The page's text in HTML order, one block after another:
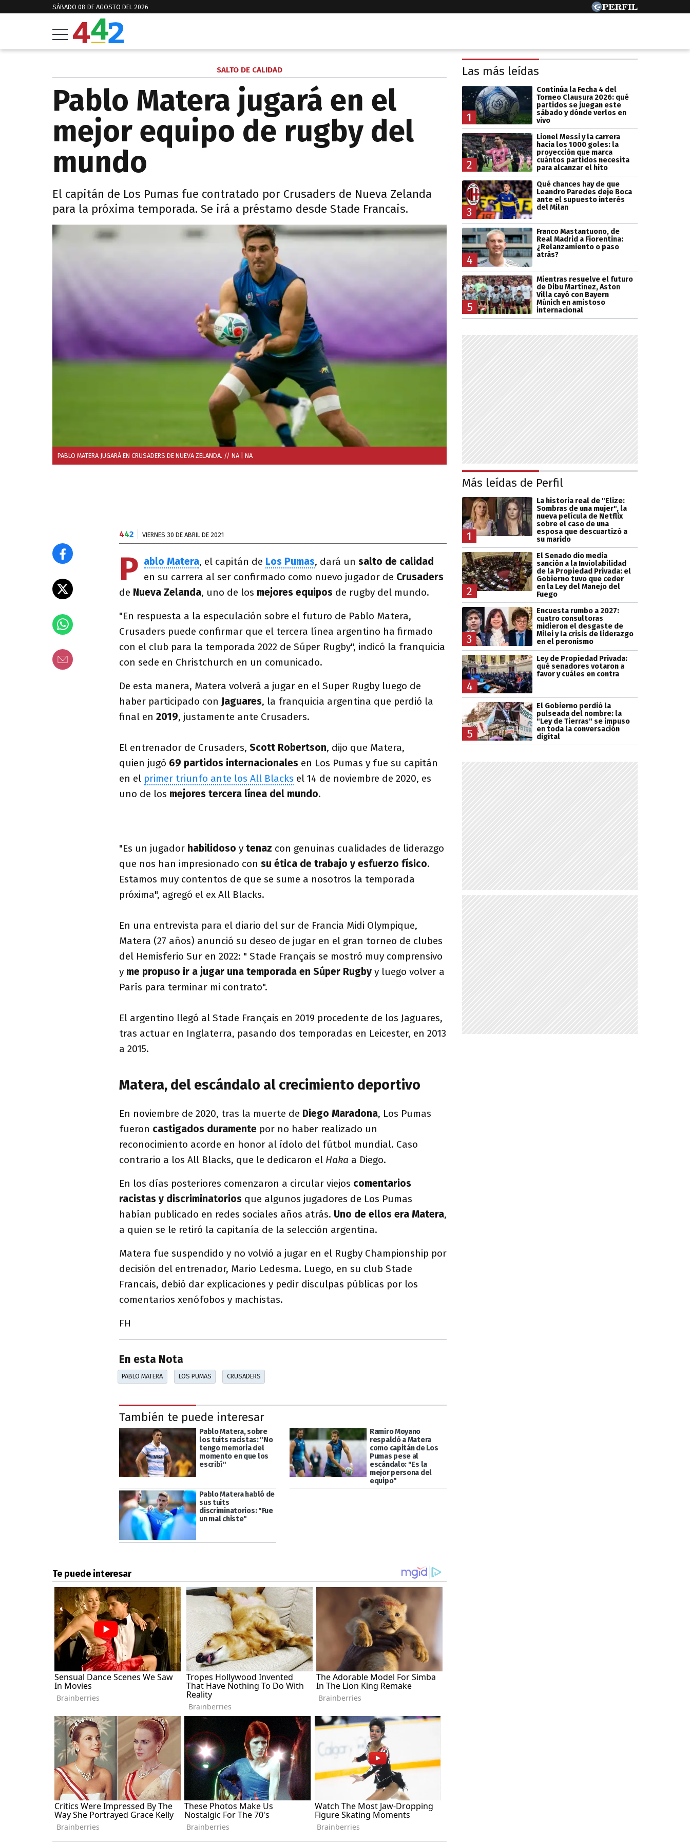
SÁBADO 08 DE AGOSTO DEL 2026
SALTO DE CALIDAD
Pablo Matera jugará en el
mejor equipo de rugby del
mundo
El capitán de Los Pumas fue contratado por Crusaders de Nueva Zelanda
para la próxima temporada. Se irá a préstamo desde Stade Francais.
PABLO MATERA JUGARÁ EN CRUSADERS DE NUEVA ZELANDA. // NA | NA
442 VIERNES 30 DE ABRIL DE 2021
P ablo Matera, el capitán de Los Pumas, dará un salto de calidad
en su carrera al ser confirmado como nuevo jugador de Crusaders
de Nueva Zelanda, uno de los mejores equipos de rugby del mundo.
"En respuesta a la especulación sobre el futuro de Pablo Matera,
Crusaders puede confirmar que el tercera línea argentino ha firmado
con el club para la temporada 2022 de Súper Rugby", indicó la franquicia
con sede en Christchurch en un comunicado.
De esta manera, Matera volverá a jugar en el Super Rugby luego de
haber participado con Jaguares, la franquicia argentina que perdió la
final en 2019, justamente ante Crusaders.
El entrenador de Crusaders, Scott Robertson, dijo que Matera,
quien jugó 69 partidos internacionales en Los Pumas y fue su capitán
en el primer triunfo ante los All Blacks el 14 de noviembre de 2020, es
uno de los mejores tercera línea del mundo.
"Es un jugador habilidoso y tenaz con genuinas cualidades de liderazgo
que nos han impresionado con su ética de trabajo y esfuerzo físico.
Estamos muy contentos de que se sume a nosotros la temporada
próxima", agregó el ex All Blacks.
En una entrevista para el diario del sur de Francia Midi Olympique,
Matera (27 años) anunció su deseo de jugar en el gran torneo de clubes
del Hemisferio Sur en 2022: " Stade Français se mostró muy comprensivo
y me propuso ir a jugar una temporada en Súper Rugby y luego volver a
París para terminar mi contrato".
El argentino llegó al Stade Français en 2019 procedente de los Jaguares,
tras actuar en Inglaterra, pasando dos temporadas en Leicester, en 2013
a 2015.
Matera, del escándalo al crecimiento deportivo
En noviembre de 2020, tras la muerte de Diego Maradona, Los Pumas
fueron castigados duramente por no haber realizado un
reconocimiento acorde en honor al ídolo del fútbol mundial. Caso
contrario a los All Blacks, que le dedicaron el Haka a Diego.
En los días posteriores comenzaron a circular viejos comentarios
racistas y discriminatorios que algunos jugadores de Los Pumas
habían publicado en redes sociales años atrás. Uno de ellos era Matera,
a quien se le retiró la capitanía de la selección argentina.
Matera fue suspendido y no volvió a jugar en el Rugby Championship por
decisión del entrenador, Mario Ledesma. Luego, en su club Stade
Francais, debió dar explicaciones y pedir disculpas públicas por los
comentarios xenófobos y machistas.
FH
En esta Nota
PABLO MATERA LOS PUMAS CRUSADERS
También te puede interesar
Pablo Matera, sobre
los tuits racistas: "No
tengo memoria del
momento en que los
escribí"
Ramiro Moyano
respaldó a Matera
como capitán de Los
Pumas pese al
escándalo: "Es la
mejor persona del
equipo"
Pablo Matera habló de
sus tuits
discriminatorios: "Fue
un mal chiste"
Las más leídas
1
Continúa la Fecha 4 del
Torneo Clausura 2026: qué
partidos se juegan este
sábado y dónde verlos en
vivo
2
Lionel Messi y la carrera
hacia los 1000 goles: la
proyección que marca
cuántos partidos necesita
para alcanzar el hito
3
Qué chances hay de que
Leandro Paredes deje Boca
ante el supuesto interés
del Milan
4
Franco Mastantuono, de
Real Madrid a Fiorentina:
¿Relanzamiento o paso
atrás?
5
Mientras resuelve el futuro
de Dibu Martínez, Aston
Villa cayó con Bayern
Múnich en amistoso
internacional
Más leídas de Perfil
1
La historia real de "Elize:
Sombras de una mujer", la
nueva película de Netflix
sobre el caso de una
esposa que descuartizó a
su marido
2
El Senado dio media
sanción a la Inviolabilidad
de la Propiedad Privada: el
Gobierno tuvo que ceder
en la Ley del Manejo del
Fuego
3
Encuesta rumbo a 2027:
cuatro consultoras
midieron el desgaste de
Milei y la crisis de liderazgo
en el peronismo
4
Ley de Propiedad Privada:
qué senadores votaron a
favor y cuáles en contra
5
El Gobierno perdió la
pulseada del nombre: la
"Ley de Tierras" se impuso
en toda la conversación
digital